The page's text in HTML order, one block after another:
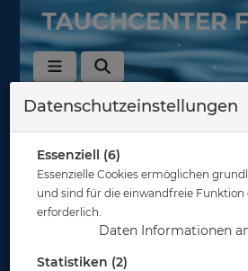
Zurück
Datenschutzeinstellungen
Essenziell (6)
Essenzielle Cookies ermöglichen
und sind für die einwandfreie Funktion
erforderlich.
Daten Informationen
Statistiken (2)